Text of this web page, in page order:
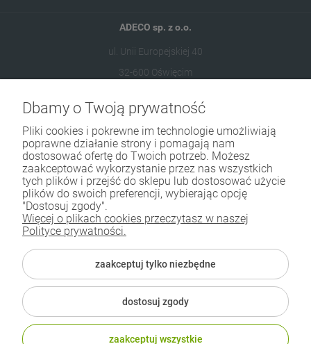
ADECO sp. z o.o.
ul. Unii Europejskiej 40
32-600 Oświęcim
573 569 400
sklep@adecoshop.pl
Moje konto
Informacje sprzedażowe
Dane kontaktowe
Koniecznie sprawdź
ADECO. Polski producent chemii budowlanej
Dbamy o Twoją prywatność
Pliki cookies i pokrewne im technologie umożliwiają
poprawne działanie strony i pomagają nam
dostosować ofertę do Twoich potrzeb. Możesz
zaakceptować wykorzystanie przez nas wszystkich
tych plików i przejść do sklepu lub dostosować użycie
plików do swoich preferencji, wybierając opcję
"Dostosuj zgody".
Więcej o plikach cookies przeczytasz w naszej
Polityce prywatności.
zaakceptuj tylko niezbędne
dostosuj zgody
zaakceptuj wszystkie